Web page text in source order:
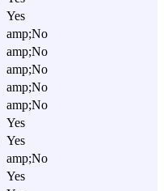
Yes
amp;No
amp;No
amp;No
amp;No
amp;No
Yes
Yes
amp;No
Yes